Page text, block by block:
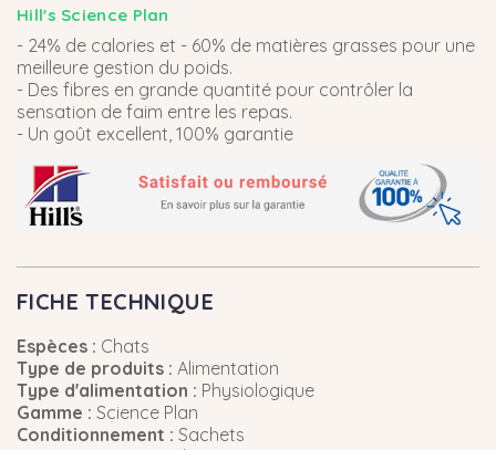
Hill's Science Plan
- 24% de calories et - 60% de matières grasses pour une
meilleure gestion du poids.
- Des fibres en grande quantité pour contrôler la
sensation de faim entre les repas.
- Un goût excellent, 100% garantie
FICHE TECHNIQUE
Espèces : Chats
Type de produits : Alimentation
Type d'alimentation : Physiologique
Gamme : Science Plan
Conditionnement : Sachets